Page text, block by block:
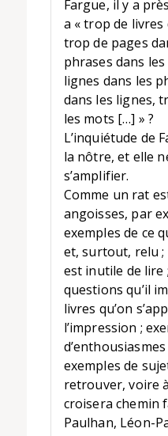
Fargue, il y a
a « trop de
trop de pages
phrases dans
lignes dans les
dans les lignes,
les mots […] » ?
L’inquiétude de
la nôtre, et elle
s’amplifier.
Comme un rat
angoisses, par
exemples de ce
et, surtout, relu ;
est inutile de lire
questions qu’il
livres qu’on
l’impression ;
exemples de
retrouver, voire
croisera chemin
Paulhan, Léon-